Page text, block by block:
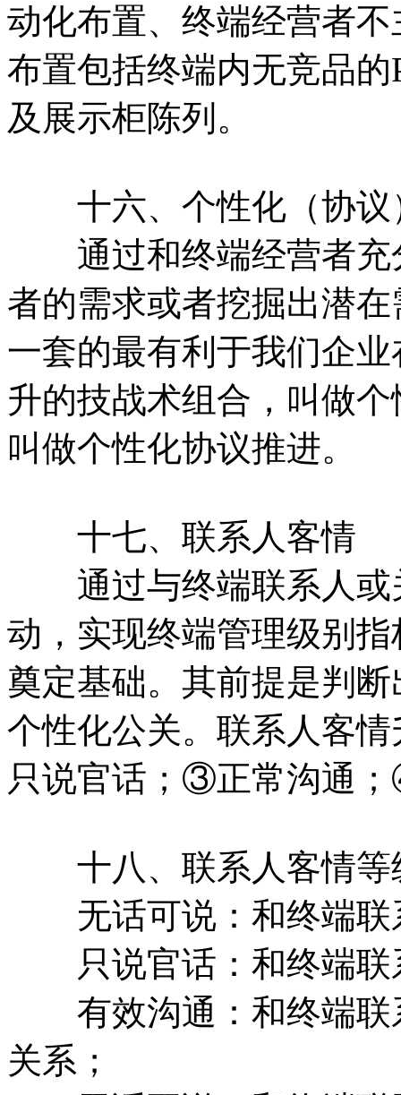
动化布置、终端经营者
布置包括终端内无竞品
及展示柜陈列。
十六、个性化（协议
通过和终端经营者充
者的需求或者挖掘出潜
一套的最有利于我们企
升的技战术组合，叫做
叫做个性化协议推进。
十七、联系人客情
通过与终端联系人或
动，实现终端管理级别
奠定基础。其前提是判
个性化公关。联系人客
只说官话；③正常沟通
十八、联系人客情等
无话可说：和终端联
只说官话：和终端联
有效沟通：和终端联
关系；